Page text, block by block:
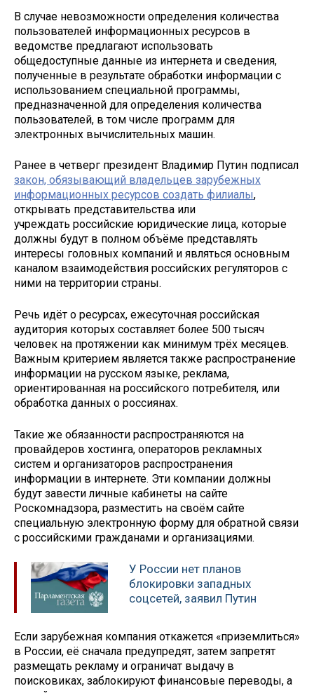
В случае невозможности определения количества
пользователей информационных ресурсов в
ведомстве предлагают использовать
общедоступные данные из интернета и сведения,
полученные в результате обработки информации с
использованием специальной программы,
предназначенной для определения количества
пользователей, в том числе программ для
электронных вычислительных машин.
Ранее в четверг президент Владимир Путин подписал
закон, обязывающий владельцев зарубежных
информационных ресурсов создать филиалы,
открывать представительства или
учреждать российские юридические лица, которые
должны будут в полном объёме представлять
интересы головных компаний и являться основным
каналом взаимодействия российских регуляторов с
ними на территории страны.
Речь идёт о ресурсах, ежесуточная российская
аудитория которых составляет более 500 тысяч
человек на протяжении как минимум трёх месяцев.
Важным критерием является также распространение
информации на русском языке, реклама,
ориентированная на российского потребителя, или
обработка данных о россиянах.
Такие же обязанности распространяются на
провайдеров хостинга, операторов рекламных
систем и организаторов распространения
информации в интернете. Эти компании должны
будут завести личные кабинеты на сайте
Роскомнадзора, разместить на своём сайте
специальную электронную форму для обратной связи
с российскими гражданами и организациями.
У России нет планов
блокировки западных
соцсетей, заявил Путин
Если зарубежная компания откажется «приземлиться»
в России, её сначала предупредят, затем запретят
размещать рекламу и ограничат выдачу в
поисковиках, заблокируют финансовые переводы, а